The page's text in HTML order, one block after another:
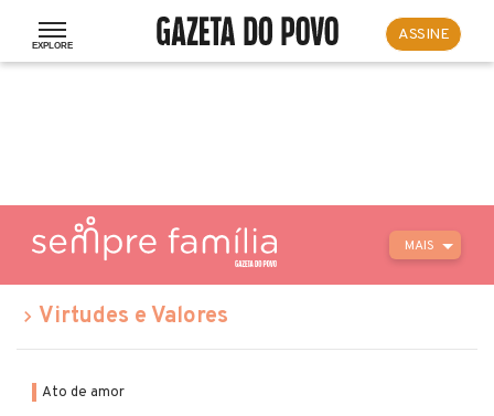
ASSINE
MAIS
Virtudes e Valores
Ato de amor